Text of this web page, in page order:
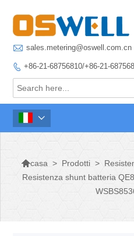
 sales.metering@oswell.com.cn
 +86-21-68756810/+86-21-

casa > Prodotti >
Resistenza shunt batteria